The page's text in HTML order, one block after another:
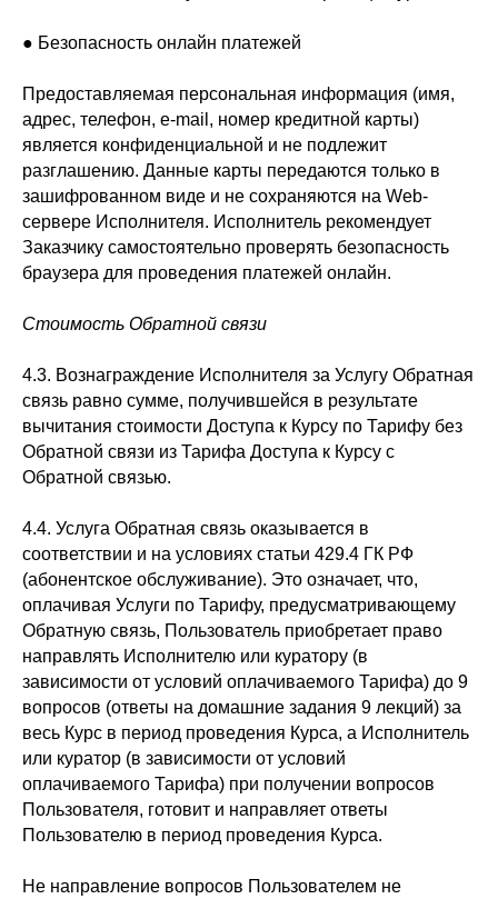
● Безопасность онлайн платежей
Предоставляемая персональная информация (имя,
адрес, телефон, e-mail, номер кредитной карты)
является конфиденциальной и не подлежит
разглашению. Данные карты передаются только в
зашифрованном виде и не сохраняются на Web-
сервере Исполнителя. Исполнитель рекомендует
Заказчику самостоятельно проверять безопасность
браузера для проведения платежей онлайн.
Стоимость Обратной связи
4.3. Вознаграждение Исполнителя за Услугу Обратная
связь равно сумме, получившейся в результате
вычитания стоимости Доступа к Курсу по Тарифу без
Обратной связи из Тарифа Доступа к Курсу с
Обратной связью.
4.4. Услуга Обратная связь оказывается в
соответствии и на условиях статьи 429.4 ГК РФ
(абонентское обслуживание). Это означает, что,
оплачивая Услуги по Тарифу, предусматривающему
Обратную связь, Пользователь приобретает право
направлять Исполнителю или куратору (в
зависимости от условий оплачиваемого Тарифа) до 9
вопросов (ответы на домашние задания 9 лекций) за
весь Курс в период проведения Курса, а Исполнитель
или куратор (в зависимости от условий
оплачиваемого Тарифа) при получении вопросов
Пользователя, готовит и направляет ответы
Пользователю в период проведения Курса.
Не направление вопросов Пользователем не